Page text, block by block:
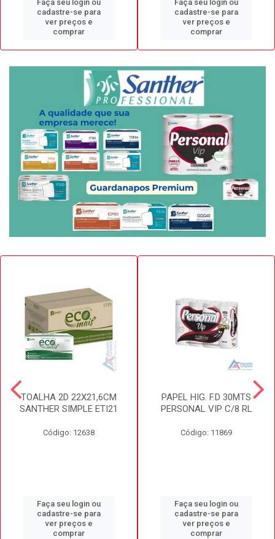
Faça seu login ou
cadastre-se para
ver preços e
comprar
Faça seu login ou
cadastre-se para
ver preços e
comprar
TOALHA 2D 22X21,6CM
SANTHER SIMPLE ETI21
Código: 12638
Faça seu login ou
cadastre-se para
ver preços e
comprar
PAPEL HIG. F.D 30MTS
PERSONAL VIP C/8 RL
Código: 11869
Faça seu login ou
cadastre-se para
ver preços e
comprar